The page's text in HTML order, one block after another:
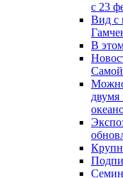
с 23
Вид с
В
Можно